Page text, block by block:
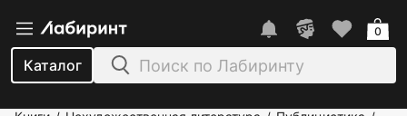
Каталог
0